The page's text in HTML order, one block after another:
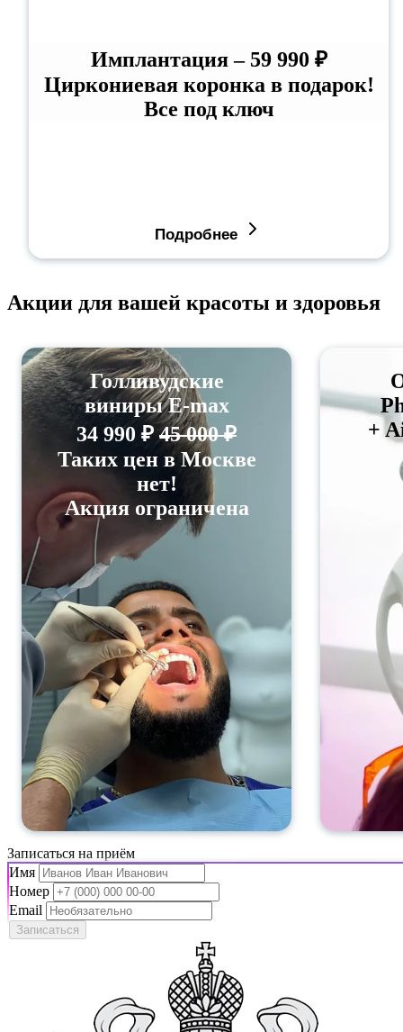
Имплантация – 59 990 ₽
Циркониевая коронка в подарок!
Все под ключ
Подробнее
Акции для вашей красоты и здоровья
Голливудские
виниры E-max
34 990 ₽ 45 000 ₽
Таких цен в Москве
нет!
Акция ограничена
+
Записаться на приём
Имя
Номер
Email
Записаться